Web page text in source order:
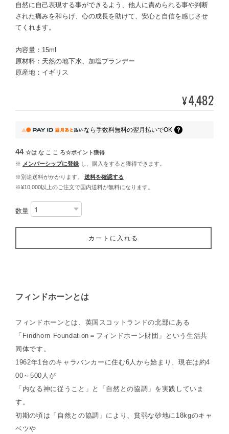
自然に自己表現する事ができるよう、他人に責められる事や判断
された痛みを和らげ、心の成長を助けて、安心と自信を感じさせ
てくれます。
内容量：15ml
原材料：天然の地下水、加塩ブランデー
原産地：イギリス
¥4,482
なら手数料無料の翌月払いでOK
44 ☆は な こ こ ろ☆ポイント獲得
※ メンバーシップに登録 し、購入をすると獲得できます。
※別途送料がかかります。
送料を確認する
※¥10,000以上のご注文で国内送料が無料になります。
数量
カートに入れる
フィンドホーンとは
フィンドホーンとは、英国スコットランドの北部にある
「Findhorn Foundation＝フィンドホーン財団」という生活共
同体です。
1962年1台のキャラバンカーに住む6人から始まり、現在は約4
00～500人が
「内なる神に従うこと」と「自然との協調」を実践していま
す。
初期の頃は「自然との協調」により、貧弱な砂地に18kgのキャ
ベツや